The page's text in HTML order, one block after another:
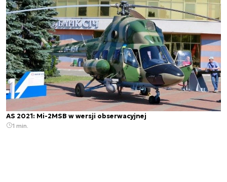
AS 2021: Mi-2MSB w wersji obserwacyjnej
1 min.